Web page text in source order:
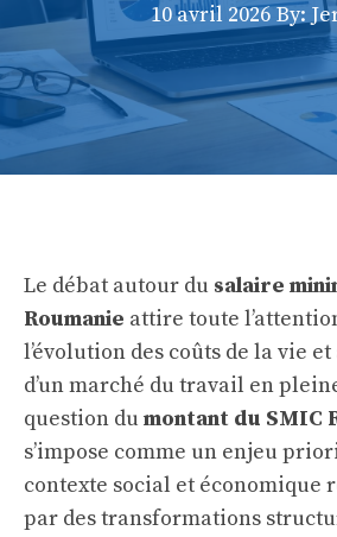
10 avril 2026 By:
Le débat autour du salaire
Roumanie attire toute
l’évolution des coûts de la vie
d’un marché du travail en
question du montant du SMIC
s’impose comme un enjeu
contexte social et économique
par des transformations